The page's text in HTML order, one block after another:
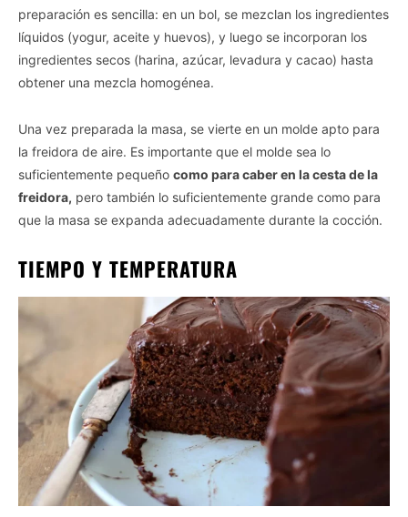
preparación es sencilla: en un bol, se mezclan los ingredientes
líquidos (yogur, aceite y huevos), y luego se incorporan los
ingredientes secos (harina, azúcar, levadura y cacao) hasta
obtener una mezcla homogénea.
Una vez preparada la masa, se vierte en un molde apto para
la freidora de aire. Es importante que el molde sea lo
suficientemente pequeño como para caber en la cesta de la
freidora, pero también lo suficientemente grande como para
que la masa se expanda adecuadamente durante la cocción.
TIEMPO Y TEMPERATURA